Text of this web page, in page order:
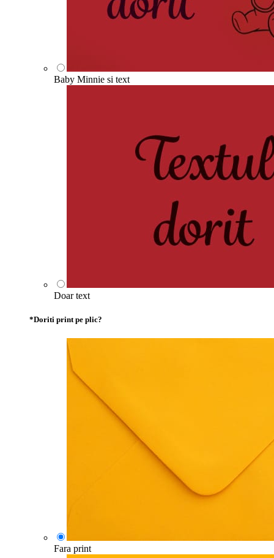
Baby Minnie si text
Doar text
*Doriti print pe plic?
Fara print